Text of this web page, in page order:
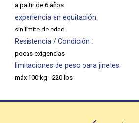
a partir de 6 años
experiencia en equitación:
sin límite de edad
Resistencia / Condición :
pocas exigencias
limitaciones de peso para jinetes:
máx 100 kg - 220 lbs